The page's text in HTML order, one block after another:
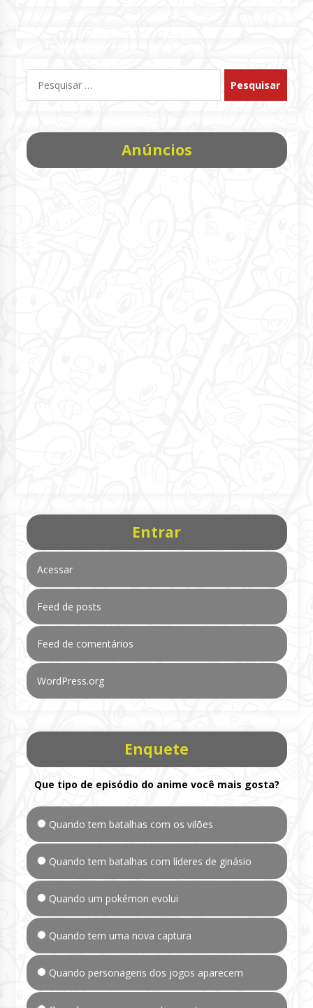
por:
Anúncios
Entrar
Acessar
Feed de posts
Feed de comentários
WordPress.org
Enquete
Que tipo de episódio do anime você mais gosta?
Quando tem batalhas com os vilões
Quando tem batalhas com líderes de ginásio
Quando um pokémon evolui
Quando tem uma nova captura
Quando personagens dos jogos aparecem